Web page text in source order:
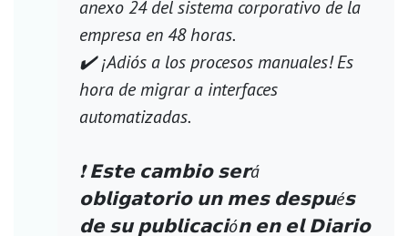
anexo 24 del sistema corporativo de la
empresa en 48 horas.
✔️ ¡Adiós a los procesos manuales! Es
hora de migrar a interfaces
automatizadas.
❗ 𝗘𝘀𝘁𝗲 𝗰𝗮𝗺𝗯𝗶𝗼 𝘀𝗲𝗿á
𝗼𝗯𝗹𝗶𝗴𝗮𝘁𝗼𝗿𝗶𝗼 𝘂𝗻 𝗺𝗲𝘀 𝗱𝗲𝘀𝗽𝘂é𝘀
𝗱𝗲 𝘀𝘂 𝗽𝘂𝗯𝗹𝗶𝗰𝗮𝗰𝗶ó𝗻 𝗲𝗻 𝗲𝗹 𝗗𝗶𝗮𝗿𝗶𝗼